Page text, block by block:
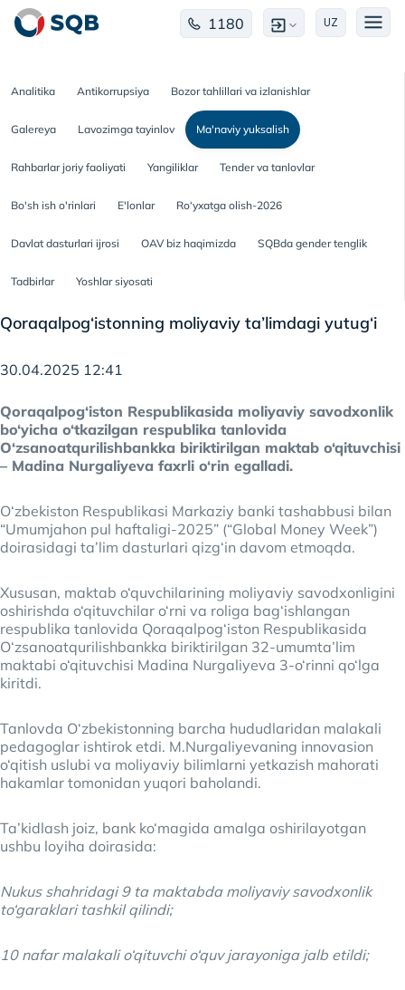
1180 UZ
Analitika Antikorrupsiya Bozor tahlillari va izlanishlar
Galereya Lavozimga tayinlov Ma'naviy yuksalish
Rahbarlar joriy faoliyati Yangiliklar Tender va tanlovlar
Bo'sh ish o'rinlari E'lonlar Ro‘yxatga olish-2026
Davlat dasturlari ijrosi OAV biz haqimizda SQBda gender tenglik
Tadbirlar Yoshlar siyosati
Qoraqalpog‘istonning moliyaviy ta’limdagi yutug‘i
30.04.2025 12:41
Qoraqalpog‘iston Respublikasida moliyaviy savodxonlik
bo‘yicha o‘tkazilgan respublika tanlovida
O‘zsanoatqurilishbankka biriktirilgan maktab o‘qituvchisi
– Madina Nurgaliyeva faxrli o‘rin egalladi.
O‘zbekiston Respublikasi Markaziy banki tashabbusi bilan
“Umumjahon pul haftaligi-2025” (“Global Money Week”)
doirasidagi ta’lim dasturlari qizg‘in davom etmoqda.
Xususan, maktab o‘quvchilarining moliyaviy savodxonligini
oshirishda o‘qituvchilar o‘rni va roliga bag‘ishlangan
respublika tanlovida Qoraqalpog‘iston Respublikasida
O‘zsanoatqurilishbankka biriktirilgan 32-umumta’lim
maktabi o‘qituvchisi Madina Nurgaliyeva 3-o‘rinni qo‘lga
kiritdi.
Tanlovda O‘zbekistonning barcha hududlaridan malakali
pedagoglar ishtirok etdi. M.Nurgaliyevaning innovasion
o‘qitish uslubi va moliyaviy bilimlarni yetkazish mahorati
hakamlar tomonidan yuqori baholandi.
Ta’kidlash joiz, bank ko‘magida amalga oshirilayotgan
ushbu loyiha doirasida:
Nukus shahridagi 9 ta maktabda moliyaviy savodxonlik
to‘garaklari tashkil qilindi;
10 nafar malakali o‘qituvchi o‘quv jarayoniga jalb etildi;